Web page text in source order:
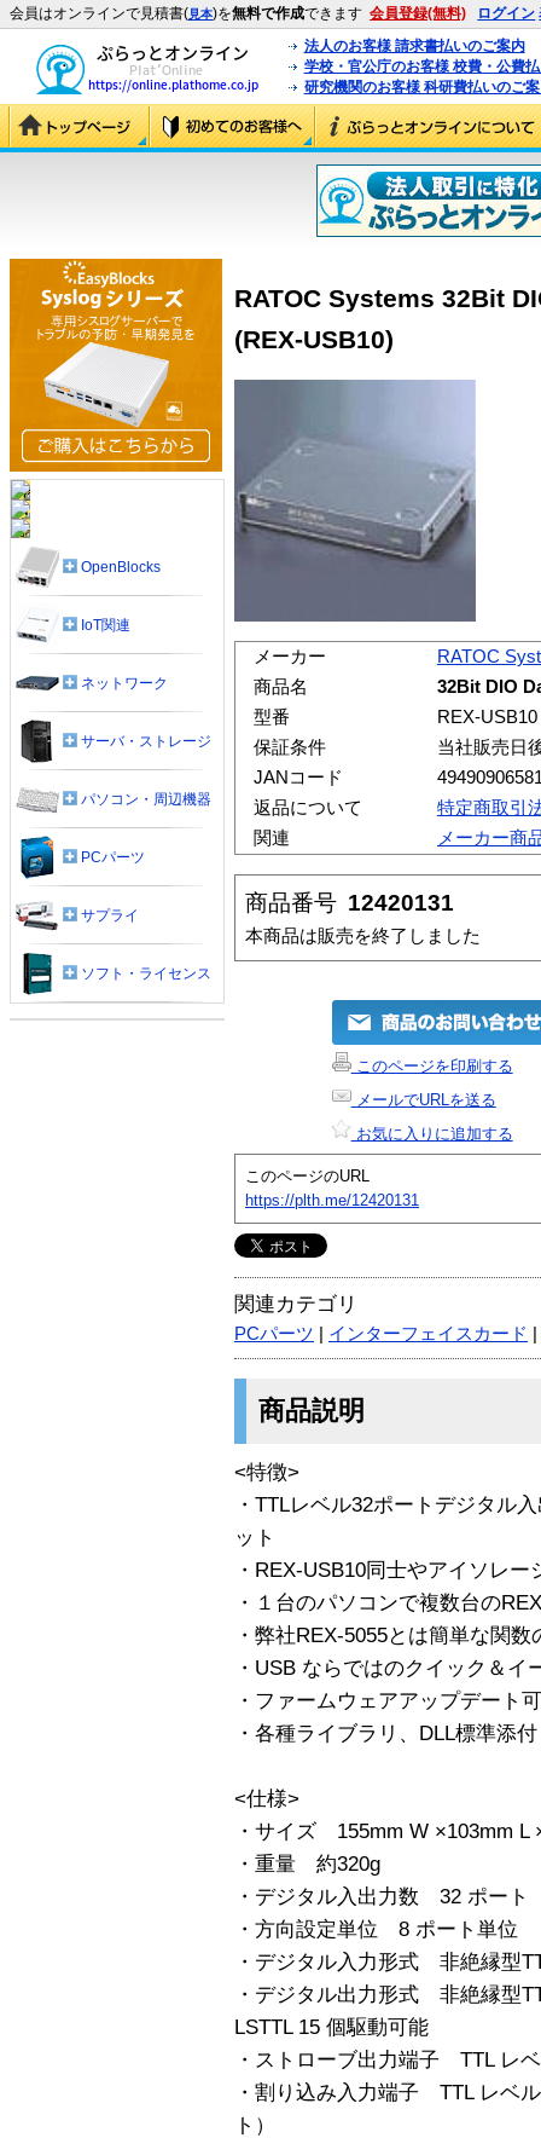
会員はオンラインで見積書(見本)を無料で作成できます 会員登録(無料) ログイン
法人のお客様 請求書払いのご案内
学校・官公庁のお客様 校費・公費
研究機関のお客様 科研費払いのご
RATOC Systems 32Bit
(REX-USB10)
メーカー
RATOC
商品名
32Bit DIO
型番
REX-USB10
保証条件
当社販売日
JANコード
返品について
特定商取引
関連
メーカー商
商品番号 12420131
本商品は販売を終了しました
このページを印刷する
メールでURLを送る
お気に入りに追加する
このページのURL
https://plth.me/12420131
関連カテゴリ
PCパーツ インターフェイスカード
商品説明
<特徴>
・TTLレベル32ポートデジタル
ット
・REX-USB10同士やアイソレ
・１台のパソコンで複数台の
・弊社REX-5055とは簡単な関
・USB ならではのクイック＆イ
・ファームウェアアップデート
・各種ライブラリ、DLL標準添付
<仕様>
・サイズ 155mm W ×103mm L
・重量 約320g
・デジタル入出力数 32 ポート
・方向設定単位 8 ポート単位
・デジタル入力形式 非絶縁型
・デジタル出力形式 非絶縁型
LSTTL 15 個駆動可能
・ストローブ出力端子 TTL レ
・割り込み入力端子 TTL レベ
ト）
OpenBlocks
IoT関連
ネットワーク
サーバ・ストレージ
パソコン・周辺機器
PCパーツ
サプライ
ソフト・ライセンス